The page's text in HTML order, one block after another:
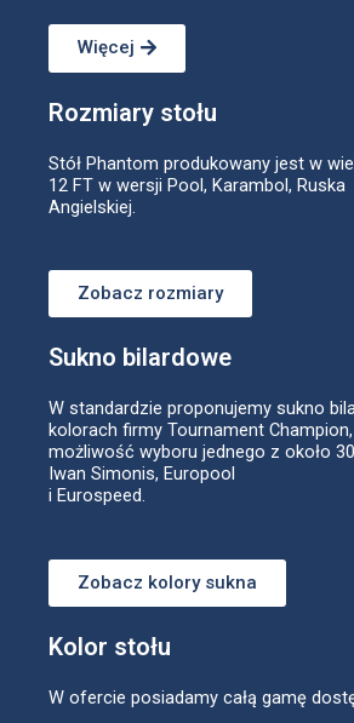
Więcej
Rozmiary stołu
Stół Phantom produkowany jest w
12 FT w wersji Pool, Karambol,
Angielskiej.
Zobacz rozmiary
Sukno bilardowe
W standardzie proponujemy sukno
kolorach firmy Tournament
możliwość wyboru jednego z około
Iwan Simonis, Europool
i Eurospeed.
Zobacz kolory sukna
Kolor stołu
W ofercie posiadamy całą gamę